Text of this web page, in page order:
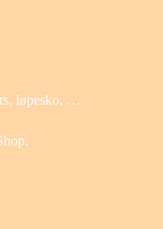
løpesko, …